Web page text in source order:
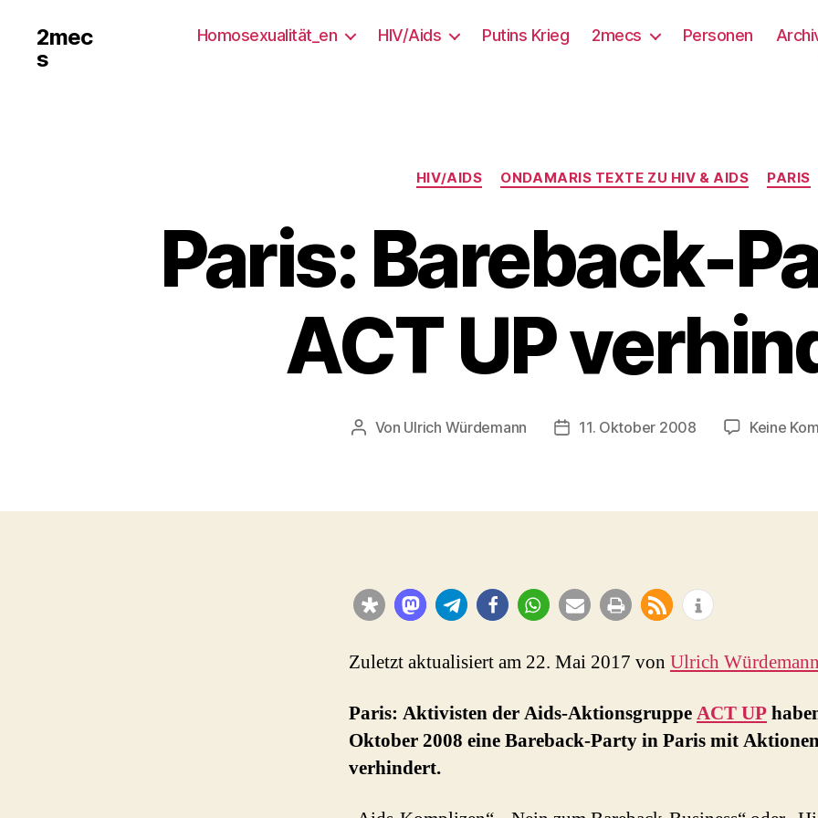
2mec
s
Homosexualität_en HIV/Aids Putins Krieg 2mecs Personen
Kategorien
HIV/AIDS ONDAMARIS TEXTE ZU HIV & AIDS PARIS
Paris: Bareback-
ACT UP
Beitragsautor
Von Ulrich Würdemann Beitragsdatum
11. Oktober 2008 Keine
Zuletzt aktualisiert am 22. Mai 2017 von Ulrich Würdemann
Paris: Aktivisten der Aids-AktionsgruppeACT UP
Oktober 2008 eine Bareback-Party in Paris mit
verhindert.